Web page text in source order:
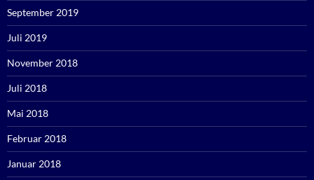
September 2019
Juli 2019
November 2018
Juli 2018
Mai 2018
Februar 2018
Januar 2018